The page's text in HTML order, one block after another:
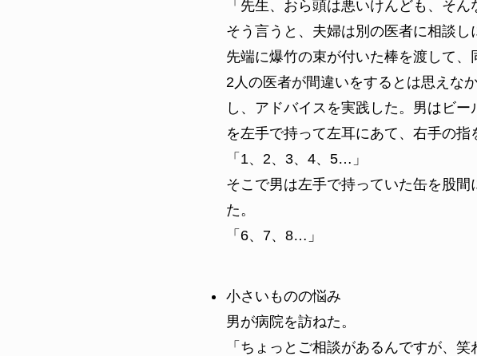
「先生、おら頭は悪いけんども、そ
そう言うと、夫婦は別の医者に相談し
先端に爆竹の束が付いた棒を渡して、
2人の医者が間違いをするとは思えな
し、アドバイスを実践した。男はビ
を左手で持って左耳にあて、右手の指
「1、2、3、4、5…」
そこで男は左手で持っていた缶を股
た。
「6、7、8…」
小さいものの悩み
男が病院を訪ねた。
「ちょっとご相談があるんですが、